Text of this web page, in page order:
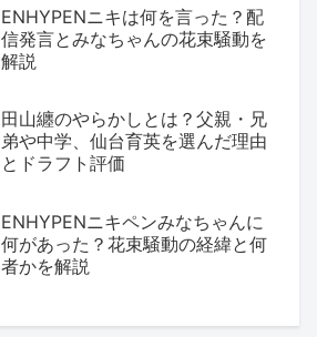
ENHYPENニキは何を言った？配
信発言とみなちゃんの花束騒動を
解説
田山纏のやらかしとは？父親・兄
弟や中学、仙台育英を選んだ理由
とドラフト評価
ENHYPENニキペンみなちゃんに
何があった？花束騒動の経緯と何
者かを解説